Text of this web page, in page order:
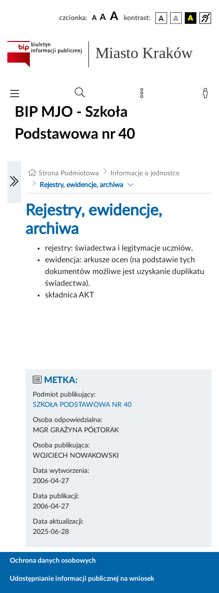
czcionka: A A A kontrast:
Miasto Kraków
BIP MJO - Szkoła
Podstawowa nr 40
Strona Podmiotowa
Informacje o jednostce
Rejestry, ewidencje, archiwa
Rejestry, ewidencje,
archiwa
rejestry: świadectwa i legitymacje uczniów,
ewidencja: arkusze ocen (na podstawie tych
dokumentów możliwe jest uzyskanie duplikatu
świadectwa).
składnica AKT
METKA:
Podmiot publikujący:
SZKOŁA PODSTAWOWA NR 40
Osoba odpowiedzialna:
MGR GRAŻYNA PÓŁTORAK
Osoba publikująca:
WOJCIECH NOWAKOWSKI
Data wytworzenia:
2006-04-27
Data publikacji:
2006-04-27
Data aktualizacji:
2025-06-28
Ochrona danych osobowych
Udostępnianie informacji publicznej na wniosek